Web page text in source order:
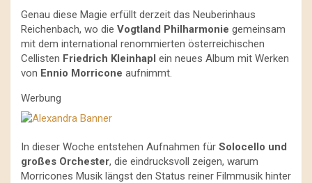
Genau diese Magie erfüllt derzeit das Neuberinhaus
Reichenbach, wo die Vogtland Philharmonie gemeinsam
mit dem international renommierten österreichischen
Cellisten Friedrich Kleinhapl ein neues Album mit Werken
von Ennio Morricone aufnimmt.
Werbung
In dieser Woche entstehen Aufnahmen für Solocello und
großes Orchester, die eindrucksvoll zeigen, warum
Morricones Musik längst den Status reiner Filmmusik hinter